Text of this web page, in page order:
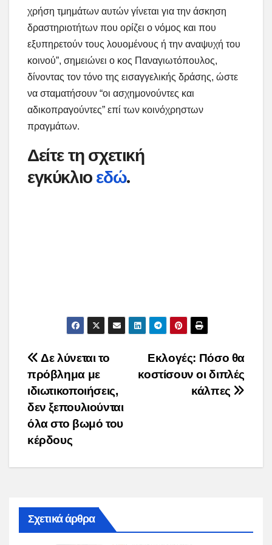
χρήση τμημάτων αυτών γίνεται για την άσκηση
δραστηριοτήτων που ορίζει ο νόμος και που
εξυπηρετούν τους λουομένους ή την αναψυχή του
κοινού”, σημειώνει ο κος Παναγιωτόπουλος,
δίνοντας τον τόνο της εισαγγελικής δράσης, ώστε
να σταματήσουν “οι ασχημονούντες και
αδικοπραγούντες” επί των κοινόχρηστων
πραγμάτων.
Δείτε τη σχετική
εγκύκλιο εδώ.
Post
navigation
Εκλογές: Πόσο θα
κοστίσουν οι διπλές
κάλπες
Δε λύνεται το
πρόβλημα με
ιδιωτικοποιήσεις,
δεν ξεπουλιούνται
όλα στο βωμό του
κέρδους
Σχετικά άρθρα